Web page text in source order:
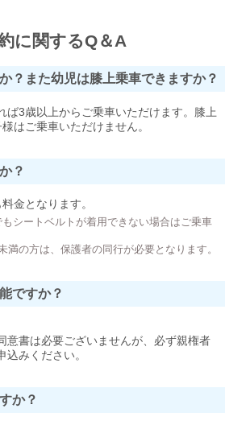
に関するQ＆A
？また幼児は膝上乗車できますか？
ば3歳以上からご乗車いただけます。膝上
はご乗車いただけません。
？
金となります。
シートベルトが着用できない場合はご乗車
の方は、保護者の同行が必要となります。
ですか？
意書は必要ございませんが、必ず親権者
みください。
か？